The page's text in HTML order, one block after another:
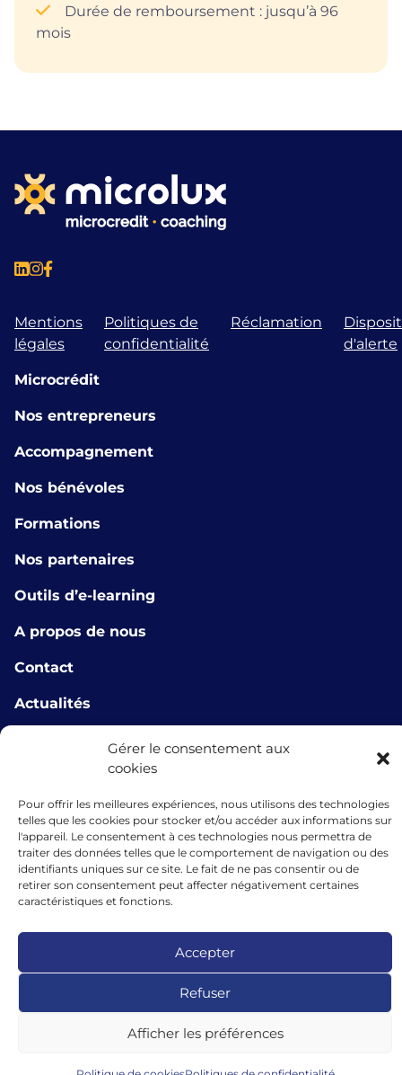
Gérer le consentement aux
cookies
Pour offrir les meilleures expériences, nous utilisons des technologies
telles que les cookies pour stocker et/ou accéder aux informations sur
l'appareil. Le consentement à ces technologies nous permettra de
traiter des données telles que le comportement de navigation ou des
identifiants uniques sur ce site. Le fait de ne pas consentir ou de
retirer son consentement peut affecter négativement certaines
caractéristiques et fonctions.
Accepter
Refuser
Afficher les préférences
Durée de remboursement : jusqu’à 96
mois
Mentions
légales
Politiques de
confidentialité
Réclamation
d'alerte
Microcrédit
Nos entrepreneurs
Accompagnement
Nos bénévoles
Formations
Nos partenaires
Outils d’e-learning
A propos de nous
Contact
Actualités
+352 45 68 68 76
39 Rue Glesener, 1631 Gare, Luxembourg,
Luxembourg
Les financements accordés par microlux bénéficient du soutien de